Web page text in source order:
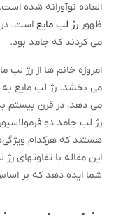
العاده نوآورانه شده
ظهور رژ لب مایع است. در
می کردند که جامد بود.
امروزه خانم ها از رژ لب
می بخشد. رژ لب مایع به
می دهد، در قرن بیستم
رژ لب جامد دو
هستند که هرکدام
این مقاله با تفاوتهای
شما ایده ‌دهد که بر